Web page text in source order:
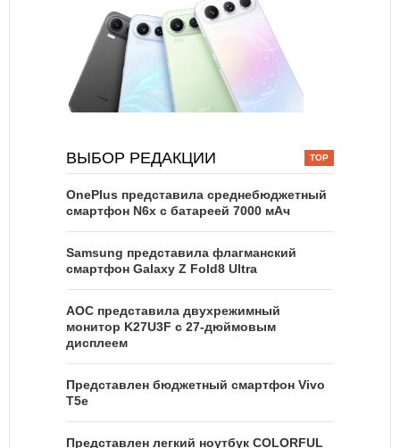
ВЫБОР РЕДАКЦИИ
OnePlus представила среднебюджетный
смартфон N6x с батареей 7000 мАч
Samsung представила флагманский
смартфон Galaxy Z Fold8 Ultra
AOC представила двухрежимный
монитор K27U3F с 27-дюймовым
дисплеем
Представлен бюджетный смартфон Vivo
T5e
Представлен легкий ноутбук COLORFUL